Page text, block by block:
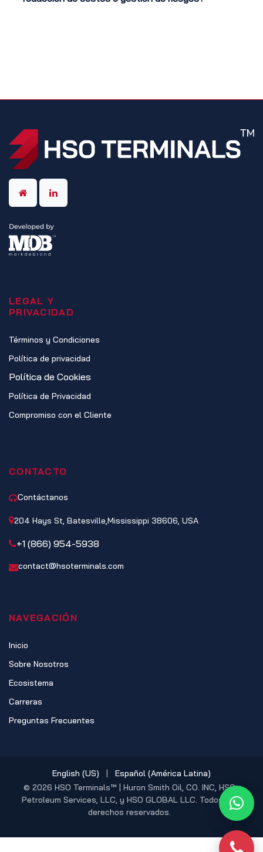
LEGAL Y
PRIVACIDAD
Términos y Condiciones
Política de privacidad
Política de Cookies
Política de Privacidad
Compromiso con el Cliente
CONTACTO
Contáctanos
204 Hays St, Batesville,Mississippi 38606, USA
+1 (866) 954-5938
contact@hsoterminals.com
NAVEGACIÓN
Inicio
Sobre Nosotros
Ecosistema
Carreras
Preguntas Frecuentes
© 2026 HSO Terminals™ | Huron Smith Oil, CO. INC, HSO
Petroleum Services, LLC, y HSO GLOBAL LLC. Todos los
derechos reservados.
English (US) | Español (América Latina)